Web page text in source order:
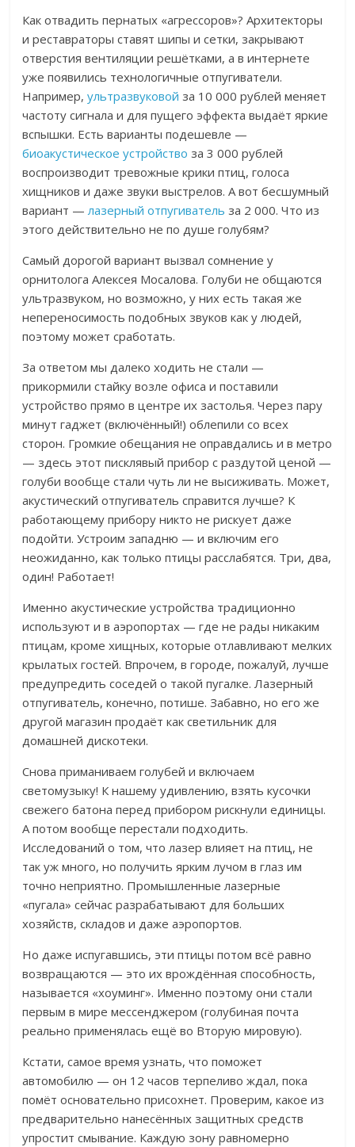
Как отвадить пернатых «агрессоров»? Архитекторы
и реставраторы ставят шипы и сетки, закрывают
отверстия вентиляции решётками, а в интернете
уже появились технологичные отпугиватели.
Например,ультразвуковой за 10 000 рублей меняет
частоту сигнала и для пущего эффекта выдаёт яркие
вспышки. Есть варианты подешевле —
биоакустическое устройство за 3 000 рублей
воспроизводит тревожные крики птиц, голоса
хищников и даже звуки выстрелов. А вот бесшумный
вариант —лазерный отпугиватель за 2 000. Что из
этого действительно не по душе голубям?
Самый дорогой вариант вызвал сомнение у
орнитолога Алексея Мосалова. Голуби не общаются
ультразвуком, но возможно, у них есть такая же
непереносимость подобных звуков как у людей,
поэтому может сработать.
За ответом мы далеко ходить не стали —
прикормили стайку возле офиса и поставили
устройство прямо в центре их застолья. Через пару
минут гаджет (включённый!) облепили со всех
сторон. Громкие обещания не оправдались и в метро
— здесь этот писклявый прибор с раздутой ценой —
голуби вообще стали чуть ли не высиживать. Может,
акустический отпугиватель справится лучше? К
работающему прибору никто не рискует даже
подойти. Устроим западню — и включим его
неожиданно, как только птицы расслабятся. Три, два,
один! Работает!
Именно акустические устройства традиционно
используют и в аэропортах — где не рады никаким
птицам, кроме хищных, которые отлавливают мелких
крылатых гостей. Впрочем, в городе, пожалуй, лучше
предупредить соседей о такой пугалке. Лазерный
отпугиватель, конечно, потише. Забавно, но его же
другой магазин продаёт как светильник для
домашней дискотеки.
Снова приманиваем голубей и включаем
светомузыку! К нашему удивлению, взять кусочки
свежего батона перед прибором рискнули единицы.
А потом вообще перестали подходить.
Исследований о том, что лазер влияет на птиц, не
так уж много, но получить ярким лучом в глаз им
точно неприятно. Промышленные лазерные
«пугала» сейчас разрабатывают для больших
хозяйств, складов и даже аэропортов.
Но даже испугавшись, эти птицы потом всё равно
возвращаются — это их врождённая способность,
называется «хоуминг». Именно поэтому они стали
первым в мире мессенджером (голубиная почта
реально применялась ещё во Вторую мировую).
Кстати, самое время узнать, что поможет
автомобилю — он 12 часов терпеливо ждал, пока
помёт основательно присохнет. Проверим, какое из
предварительно нанесённых защитных средств
упростит смывание. Каждую зону равномерно